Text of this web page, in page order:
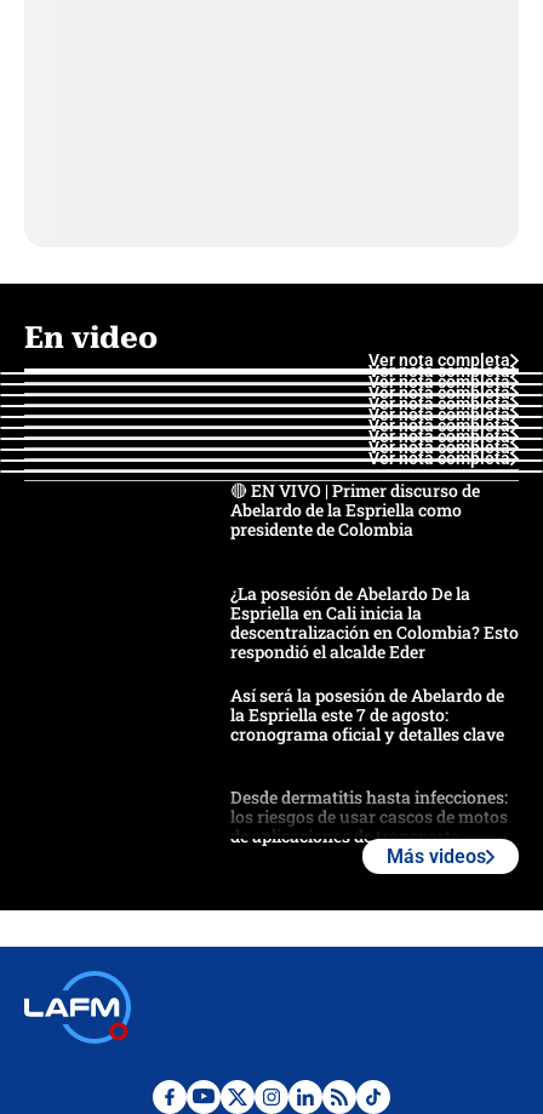
En video
Ver nota completa
Ver nota completa
Ver nota completa
Ver nota completa
Ver nota completa
Ver nota completa
Ver nota completa
Ver nota completa
Ver nota completa
Ver nota completa
🔴 EN VIVO | Primer discurso de
Abelardo de la Espriella como
presidente de Colombia
¿La posesión de Abelardo De la
Espriella en Cali inicia la
descentralización en Colombia? Esto
respondió el alcalde Eder
Así será la posesión de Abelardo de
la Espriella este 7 de agosto:
cronograma oficial y detalles clave
Desde dermatitis hasta infecciones:
los riesgos de usar cascos de motos
de aplicaciones de transporte
Posesión de Abelardo De La Espriella
Más videos